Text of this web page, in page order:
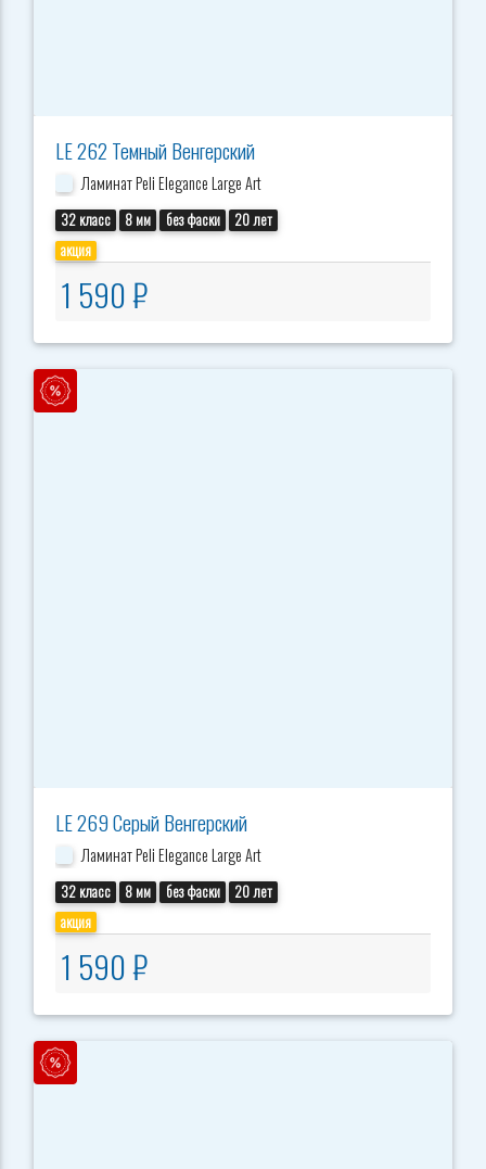
LE 262 Темный Венгерский
Ламинат Peli Elegance Large Art
32 класс 8 мм без фаски
20 лет
акция
1 590 ₽
LE 269 Серый Венгерский
Ламинат Peli Elegance Large Art
32 класс 8 мм без фаски
20 лет
акция
1 590 ₽